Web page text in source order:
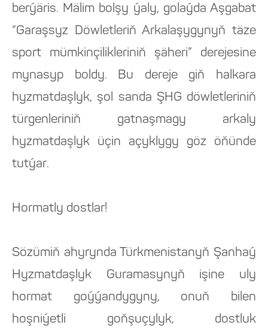
berýäris. Mälim bolşy ýaly, golaýda Aşgabat
“Garaşsyz Döwletleriň Arkalaşygynyň täze
sport mümkinçilikleriniň şäheri” derejesine
mynasyp boldy. Bu dereje giň halkara
hyzmatdaşlyk, şol sanda ŞHG döwletleriniň
türgenleriniň gatnaşmagy arkaly
hyzmatdaşlyk üçin açyklygy göz öňünde
tutýar.
Hormatly dostlar!
Sözümiň ahyrynda Türkmenistanyň Şanhaý
Hyzmatdaşlyk Guramasynyň işine uly
hormat goýýandygyny, onuň bilen
hoşniýetli goňşuçylyk, dostluk